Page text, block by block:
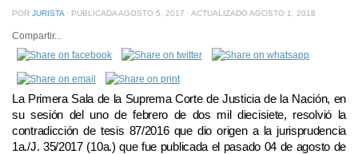
POR JURISTA · PUBLICADAAGOSTO 5, 2017 · ACTUALIZADO AGOSTO 1, 2018
Compartir...
La Primera Sala de la Suprema Corte de Justicia de la Nación, en
su sesión del uno de febrero de dos mil diecisiete, resolvió la
contradicción de tesis 87/2016 que dio origen a la jurisprudencia
1a./J. 35/2017 (10a.) que fue publicada el pasado 04 de agosto de